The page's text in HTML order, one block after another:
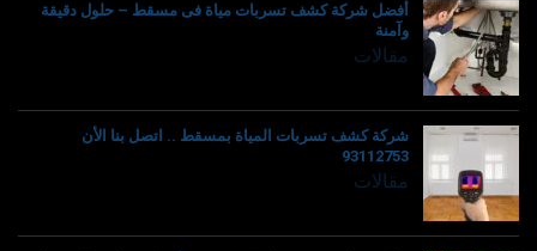
أفضل شركة كشف تسربات مياة فى مسقط – حلول دقيقة
وآمنة
مقالات
شركة كشف تسربات المياة بمسقط .. اتصل بنا الأن
93112753
مقالات